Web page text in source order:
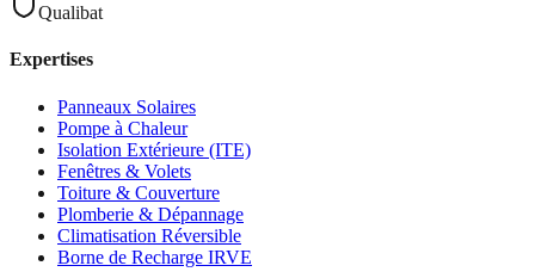
Qualibat
Expertises
Panneaux Solaires
Pompe à Chaleur
Isolation Extérieure (ITE)
Fenêtres & Volets
Toiture & Couverture
Plomberie & Dépannage
Climatisation Réversible
Borne de Recharge IRVE